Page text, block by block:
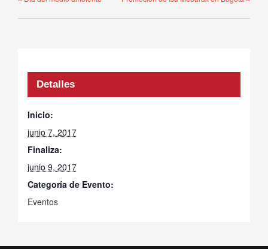
Detalles
Inicio:
junio 7, 2017
Finaliza:
junio 9, 2017
Categoría de Evento:
Eventos